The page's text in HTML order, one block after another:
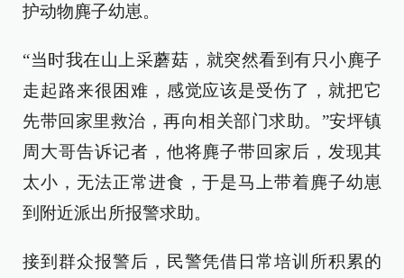
护动物麂子幼崽。
“当时我在山上采蘑菇，就突然看到有只小麂子
走起路来很困难，感觉应该是受伤了，就把它
先带回家里救治，再向相关部门求助。”安坪镇
周大哥告诉记者，他将麂子带回家后，发现其
太小，无法正常进食，于是马上带着麂子幼崽
到附近派出所报警求助。
接到群众报警后，民警凭借日常培训所积累的